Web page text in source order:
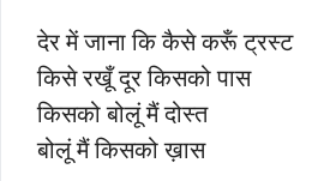
देर में जाना कि कैसे करूँ ट्रस्ट
किसे रखूँ दूर किसको पास
किसको बोलूं मैं दोस्त
बोलूं मैं किसको ख़ास